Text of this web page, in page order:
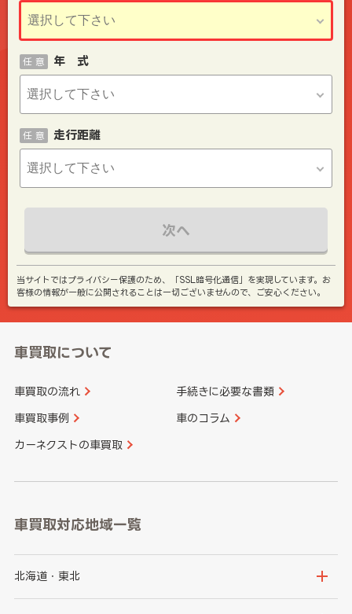
年 式
任 意
走行距離
任 意
次へ
当サイトではプライバシー保護のため、「SSL暗号化通信」を実現しています。お
客様の情報が一般に公開されることは一切ございませんので、ご安心ください。
車買取について
車買取の流れ 手続きに必要な書類
車買取事例 車のコラム
カーネクストの車買取
車買取対応地域一覧
北海道・東北